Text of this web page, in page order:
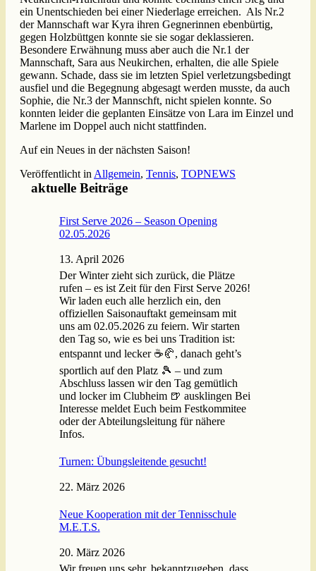
ein Unentschieden bei einer Niederlage erreichen. Als Nr.2
der Mannschaft war Kyra ihren Gegnerinnen ebenbürtig,
gegen Holzbüttgen konnte sie sie sogar deklassieren.
Besondere Erwähnung muss aber auch die Nr.1 der
Mannschaft, Sara aus Neukirchen, erhalten, die alle Spiele
gewann. Schade, dass sie im letzten Spiel verletzungsbedingt
ausfiel und die Begegnung abgesagt werden musste, da auch
Sophie, die Nr.3 der Mannschft, nicht spielen konnte. So
konnten leider die geplanten Einsätze von Lara im Einzel und
Marlene im Doppel auch nicht stattfinden.
Auf ein Neues in der nächsten Saison!
Veröffentlicht inAllgemein, Tennis, TOPNEWS
aktuelle Beiträge
First Serve 2026 – Season Opening
02.05.2026
13. April 2026
Der Winter zieht sich zurück, die Plätze
rufen – es ist Zeit für den First Serve 2026!
Wir laden euch alle herzlich ein, den
offiziellen Saisonauftakt gemeinsam mit
uns am 02.05.2026 zu feiern. Wir starten
den Tag so, wie es bei uns Tradition ist:
entspannt und lecker ☕🥐, danach geht’s
sportlich auf den Platz 🎾 – und zum
Abschluss lassen wir den Tag gemütlich
und locker im Clubheim 🍺 ausklingen Bei
Interesse meldet Euch beim Festkommitee
oder der Abteilungsleitung für nähere
Infos.
Turnen: Übungsleitende gesucht!
22. März 2026
Neue Kooperation mit der Tennisschule
M.E.T.S.
20. März 2026